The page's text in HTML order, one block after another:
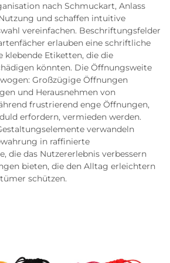
nach Schmuckart, Anlass
und schaffen intuitive
vereinfachen. Beschriftungsfelder
erlauben eine schriftliche
klebende Etiketten, die die
könnten. Die Öffnungsweite
Großzügige Öffnungen
und Herausnehmen von
frustrierend enge Öffnungen,
erfordern, vermieden werden.
verwandeln
in raffinierte
die das Nutzererlebnis verbessern
bieten, die den Alltag erleichtern
schützen.